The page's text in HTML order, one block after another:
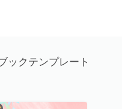
ックテンプレート